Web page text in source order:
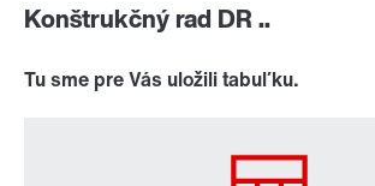
Konštrukčný rad DR ..
Tu sme pre Vás uložili tabuľku.